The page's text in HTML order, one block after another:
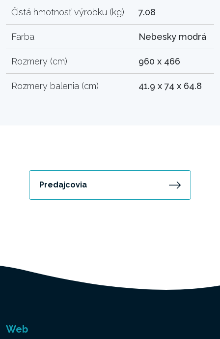
Čistá hmotnosť výrobku (kg) 7.08
Farba Nebesky modrá
Rozmery (cm) 960 x 466
Rozmery balenia (cm) 41.9 x 74 x 64.8
Predajcovia
Web